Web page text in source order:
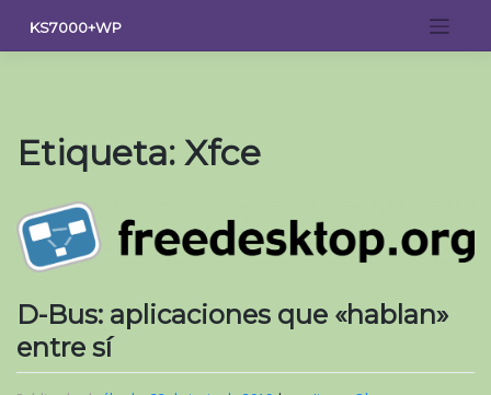
contenido
KS7000+WP
Etiqueta: Xfce
D-Bus: aplicaciones que «hablan»
entre sí